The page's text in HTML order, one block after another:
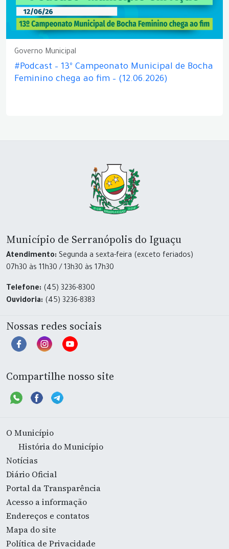
Governo Municipal
#Podcast – 13º Campeonato Municipal de Bocha
Feminino chega ao fim – (12.06.2026)
Município de Serranópolis do Iguaçu
Atendimento: Segunda a sexta-feira (exceto feriados)
07h30 às 11h30 / 13h30 às 17h30
Telefone: (45) 3236-8300
Ouvidoria: (45) 3236-8383
Nossas redes sociais
Compartilhe nosso site
O Município
História do Município
Notícias
Diário Oficial
Portal da Transparência
Acesso a informação
Endereços e contatos
Mapa do site
Política de Privacidade